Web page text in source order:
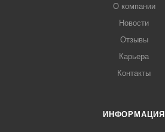
О компании
Новости
Отзывы
Карьера
Контакты
ИНФОРМАЦИЯ